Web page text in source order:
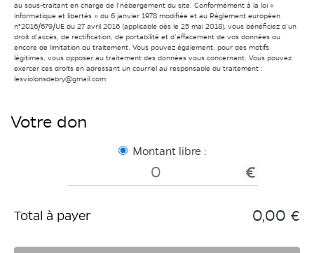
au sous-traitant en charge de l’hébergement du site. Conformément à la loi «
informatique et libertés » du 6 janvier 1978 modifiée et au Règlement européen
n°2016/679/UE du 27 avril 2016 (applicable dès le 25 mai 2018), vous bénéficiez d’un
droit d’accès, de rectification, de portabilité et d’effacement de vos données ou
encore de limitation du traitement. Vous pouvez également, pour des motifs
légitimes, vous opposer au traitement des données vous concernant. Vous pouvez
exercer ces droits en adressant un courriel au responsable du traitement :
lesviolonsdebry@gmail.com
Votre don
Montant libre :
Total à payer 0,00 €